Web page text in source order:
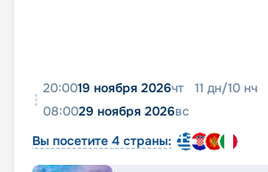
20:0019 ноября 2026чт 11 дн/10 нч
08:0029 ноября 2026вс
Вы посетите 4 страны: